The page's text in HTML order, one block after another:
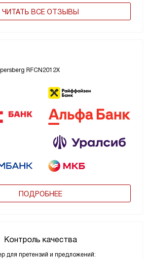
ЧИТАТЬ ВСЕ ОТЗЫВЫ
RFCN2012X
ПОДРОБНЕЕ
Контроль качества
для претензий и предложений: